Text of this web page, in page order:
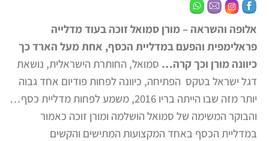
אלופה והשראה – מורן סמואל זוכה בעוד מדלייה
פראלימפית והפעם במדליית הכסף, אחת מעל הארד כך
כיוונה מורן וכך קרה… סמואל, החותרת הישראלית, נושאת
דגל ישראל בטקס הפתיחה, כיוונה לפחות פודיום אחד גבוה
יותר מזה שבו הייתה בריו 2016, משמע לפחות מדליית כסף…
והבוקר המשימה של סמואל הושלמה ומורן זוכה כאמור
במדליית הכסף באחד המקצועות המתישים והקשים